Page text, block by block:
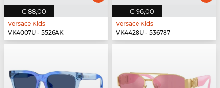
€ 88,00
Versace Kids
VK4007U - 5526AK
€ 96,00
Versace Kids
VK4428U - 536787